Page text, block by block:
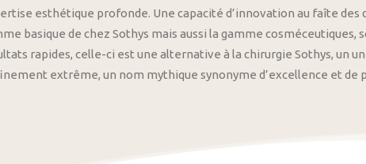
esthétique profonde. Une capacité d’innovation au faîte
basique de chez Sothys mais aussi la gamme
rapides, celle-ci est une alternative à la chirurgie Sothys, un
extrême, un nom mythique synonyme d’excellence et de